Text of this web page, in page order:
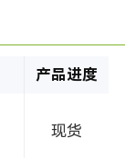
产品进度
现货